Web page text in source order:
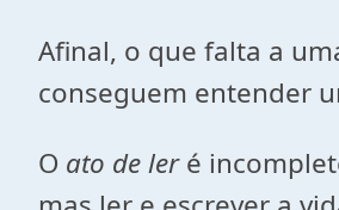
Afinal, o que falta a
conseguem entender
O ato de leré